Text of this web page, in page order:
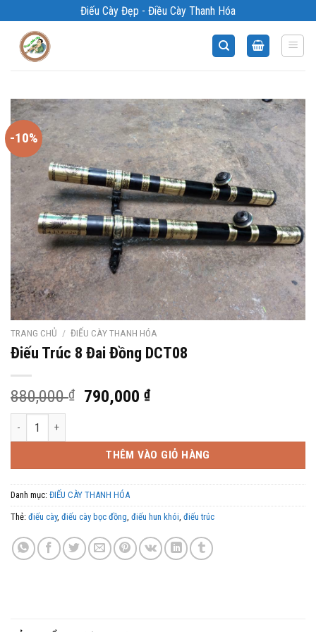
qua
Điếu Cày Đẹp - Điều Cày Thanh Hóa
-10%
TRANG CHỦ / ĐIẾU CÀY THANH HÓA
Điếu Trúc 8 Đai Đồng DCT08
880,000₫
Giá
880,000 ₫.
790,000₫Giá
là:
790,000 ₫.
Điếu Trúc 8 Đai Đồng DCT08 số lượng
THÊM VÀO GIỎ HÀNG
Danh mục: ĐIẾU CÀY THANH HÓA
Thẻ: điếu cày, điếu cày bọc đồng, điếu hun khói, điếu trúc